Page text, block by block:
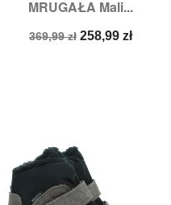
MRUGAŁA Mali...
Cena
369,99 zł Cena
258,99 zł